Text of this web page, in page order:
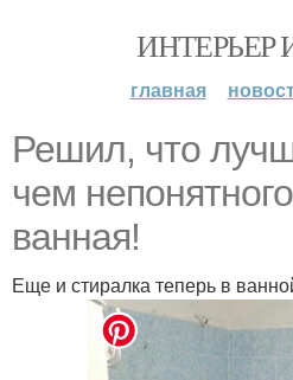
ИНТЕРЬЕР
главная
Решил, что
чем
ванная!
Еще и стиралка теперь в